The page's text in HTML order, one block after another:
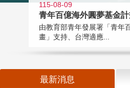
115-08-09
青年百億海外圓夢基金
由教育部青年發展署「青年
畫」支持、台灣適應...
最新消息